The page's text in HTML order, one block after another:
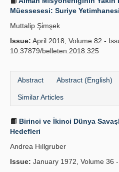
Müessesesi: Suriye
Muttalip Şi̇mşek
Issue: April 2018, Volume 82 -
10.37879/belleten.2018.325
Abstract Abstract (English)
Similar Articles
Birinci ve İkinci Dünya
Hedefleri
Andrea Hıllgruber
Issue: January 1972, Volume 36